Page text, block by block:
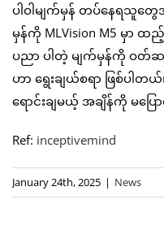
ပါဝါမျက်မှန် တပ်နေရသူတွ
မှန်ကို MLVision M5 မှာ
ပညာ ပါတဲ့ မျက်မှန်ကို ဝတ်
ဟာ ရွေးချယ်စရာ ဖြစ်ပါတ
ရောင်းချမယ့် အချိန်ကို မပြေ
Ref: inceptivemind
January 24th, 2025 | News